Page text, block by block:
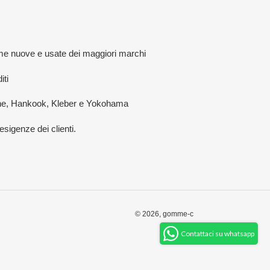
nuove e usate dei maggiori marchi
Hankook, Kleber e Yokohama
dei clienti.
© 2026, gomme-c
Contattaci su whatsapp